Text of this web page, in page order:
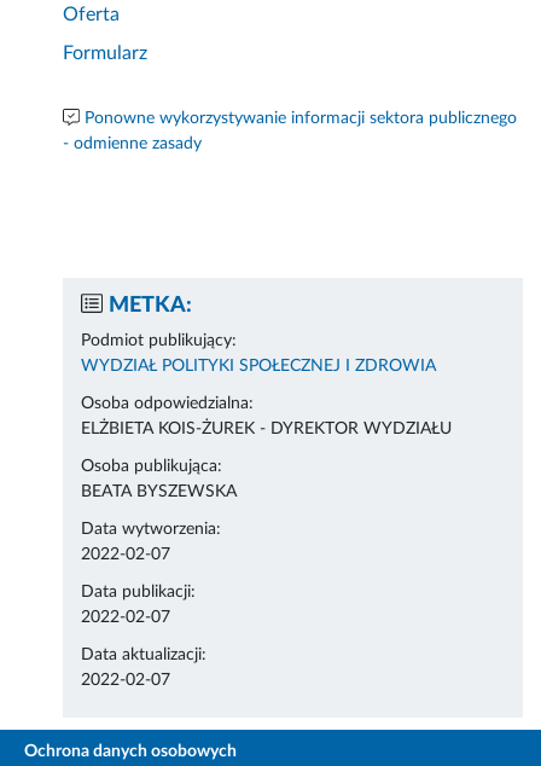
Oferta
Formularz
Ponowne wykorzystywanie informacji sektora publicznego
- odmienne zasady
METKA:
Podmiot publikujący:
WYDZIAŁ POLITYKI SPOŁECZNEJ I ZDROWIA
Osoba odpowiedzialna:
ELŻBIETA KOIS-ŻUREK - DYREKTOR WYDZIAŁU
Osoba publikująca:
BEATA BYSZEWSKA
Data wytworzenia:
2022-02-07
Data publikacji:
2022-02-07
Data aktualizacji:
2022-02-07
Ochrona danych osobowych